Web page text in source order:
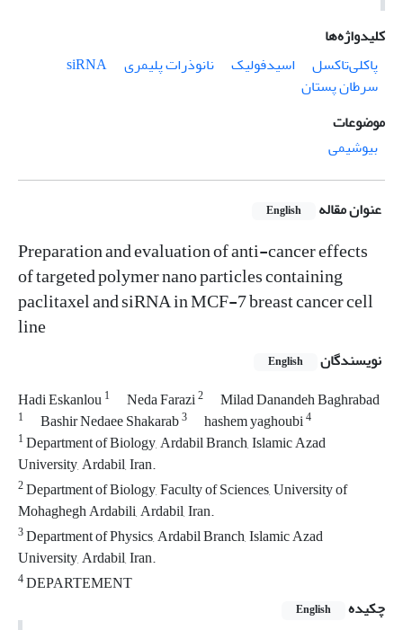
کلیدواژه‌ها
پاکلی‌تاکسل
اسیدفولیک نانوذرات پلیمری
siRNA
سرطان پستان
موضوعات
بیوشیمی
عنوان مقاله English
Preparation and evaluation of anti-cancer effects
of targeted polymer nano particles containing
paclitaxel and siRNA in MCF-7 breast cancer cell
line
نویسندگان English
Hadi Eskanlou1 Neda Farazi2 Milad Danandeh Baghrabad
1 Bashir Nedaee Shakarab3 hashem yaghoubi4
1Department of Biology, Ardabil Branch, Islamic Azad
University, Ardabil, Iran.
2Department of Biology, Faculty of Sciences, University of
Mohaghegh Ardabili, Ardabil, Iran.
3Department of Physics, Ardabil Branch, Islamic Azad
University, Ardabil, Iran.
4DEPARTEMENT
چکیده
English